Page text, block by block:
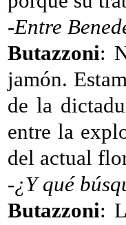
-Entre
Butazzoni:
jamón.
de la
entre la
del actual
-¿Y qué
Butazzoni: